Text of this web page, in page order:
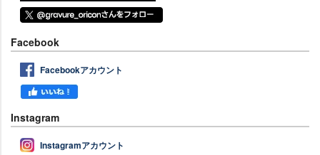
Facebook
Facebookアカウント
Instagram
Instagramアカウント